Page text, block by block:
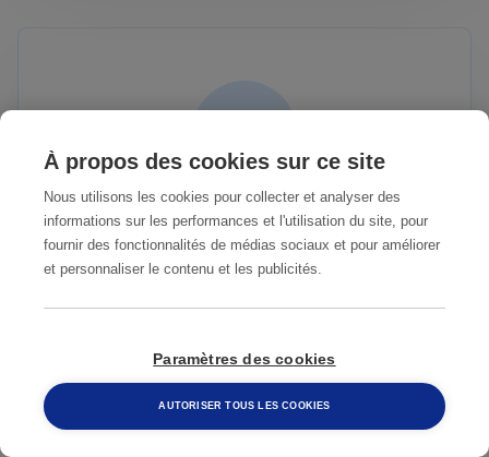
PERTES FINANCIÈRES
À propos des cookies sur ce site
Nous utilisons les cookies pour collecter et analyser des
informations sur les performances et l'utilisation du site, pour
fournir des fonctionnalités de médias sociaux et pour améliorer
et personnaliser le contenu et les publicités.
Paramètres des cookies
AUTORISER TOUS LES COOKIES